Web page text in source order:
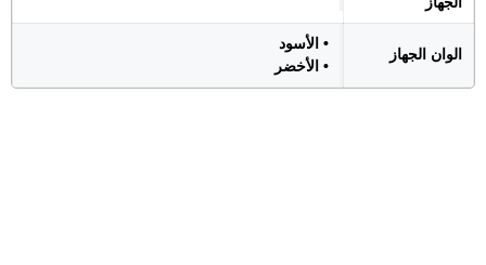
الوان الجهاز
• الأسود
• الأخضر